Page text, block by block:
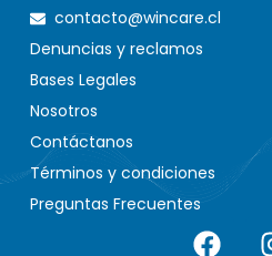
contacto@wincare.cl
Denuncias y reclamos
Bases Legales
Nosotros
Contáctanos
Términos y condiciones
Preguntas Frecuentes